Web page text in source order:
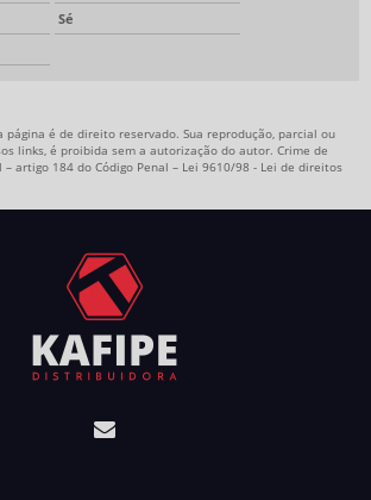
Sé
é de direito reservado. Sua reprodução, parcial ou
links, é proibida sem a autorização do autor. Crime de
artigo 184 do Código Penal – Lei 9610/98 - Lei de direitos